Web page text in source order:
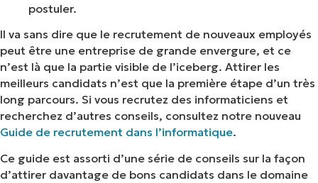
postuler.
Il va sans dire que le recrutement de nouveaux employés
peut être une entreprise de grande envergure, et ce
n’est là que la partie visible de l’iceberg. Attirer les
meilleurs candidats n’est que la première étape d’un très
long parcours. Si vous recrutez des informaticiens et
recherchez d’autres conseils, consultez notre nouveau
Guide de recrutement dans l’informatique.
Ce guide est assorti d’une série de conseils sur la façon
d’attirer davantage de bons candidats dans le domaine